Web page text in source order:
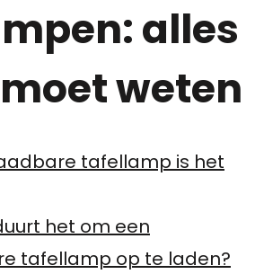
alles
weten
tafellamp is het
het om een
tafellamp op te laden?